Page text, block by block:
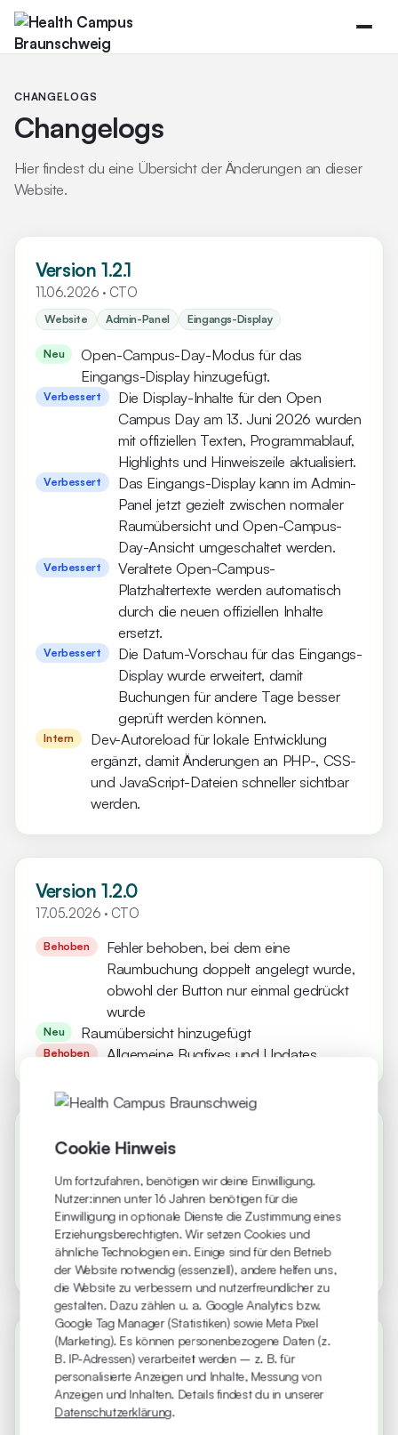
Cookie Hinweis
Um fortzufahren, benötigen wir deine Einwilligung.
Nutzer:innen unter 16 Jahren benötigen für die
Einwilligung in optionale Dienste die Zustimmung eines
Erziehungsberechtigten. Wir setzen Cookies und
ähnliche Technologien ein. Einige sind für den Betrieb
der Website notwendig (essenziell), andere helfen uns,
die Website zu verbessern und nutzerfreundlicher zu
gestalten. Dazu zählen u. a. Google Analytics bzw.
Google Tag Manager (Statistiken) sowie Meta Pixel
(Marketing). Es können personenbezogene Daten (z.
B. IP-Adressen) verarbeitet werden – z. B. für
personalisierte Anzeigen und Inhalte, Messung von
Anzeigen und Inhalten. Details findest du in unserer
Datenschutzerklärung.
CHANGELOGS
Changelogs
Hier findest du eine Übersicht der Änderungen an dieser
Website.
Version 1.2.1
11.06.2026 · CTO
Website Admin-Panel Eingangs-Display
Neu
Open-Campus-Day-Modus für das
Eingangs-Display hinzugefügt.
Verbessert
Die Display-Inhalte für den Open
Campus Day am 13. Juni 2026 wurden
mit offiziellen Texten, Programmablauf,
Highlights und Hinweiszeile aktualisiert.
Verbessert
Das Eingangs-Display kann im Admin-
Panel jetzt gezielt zwischen normaler
Raumübersicht und Open-Campus-
Day-Ansicht umgeschaltet werden.
Verbessert
Veraltete Open-Campus-
Platzhaltertexte werden automatisch
durch die neuen offiziellen Inhalte
ersetzt.
Verbessert
Die Datum-Vorschau für das Eingangs-
Display wurde erweitert, damit
Buchungen für andere Tage besser
geprüft werden können.
Intern
Dev-Autoreload für lokale Entwicklung
ergänzt, damit Änderungen an PHP-, CSS-
und JavaScript-Dateien schneller sichtbar
werden.
Version 1.2.0
17.05.2026 · CTO
Behoben
Fehler behoben, bei dem eine
Raumbuchung doppelt angelegt wurde,
obwohl der Button nur einmal gedrückt
wurde
Neu Raumübersicht hinzugefügt
Behoben Allgemeine Bugfixes und Updates
Version 1.1.0
Neu Raumbuchung Hinzugefügt
Neu Health Blog Hinzugefügt
Neu Newsletter Hinzugefügt
Verbessert Responsive Verbessert
Version 1.0.0
09.03.2026· CTO
Neu Erste Veröffentlichung der Website.